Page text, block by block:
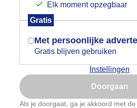
Elk moment opzegbaar
Gratis
Met persoonlijke
Gratis blijven gebruiken
Instellingen
Doorgaan
Als je doorgaat, ga je akkoord met de
Indien je hier nog geen
gegeven, verschijnt er zo
je browser waarin deze
gevraagd wordt.
Is goed, toon de
Nu niet, misschien